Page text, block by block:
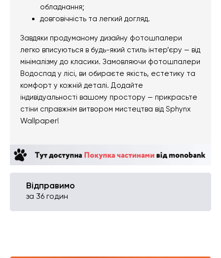
обладнання;
довговічність та легкий догляд.
Завдяки продуманому дизайну фотошпалери
легко вписуються в будь-який стиль інтер’єру — від
мінімалізму до класики. Замовляючи фотошпалери
Водоспад у лісі, ви обираєте якість, естетику та
комфорт у кожній деталі. Додайте
індивідуальності вашому простору — прикрасьте
стіни справжнім витвором мистецтва від Sphynx
Wallpaper!
Відправимо
за 36 годин